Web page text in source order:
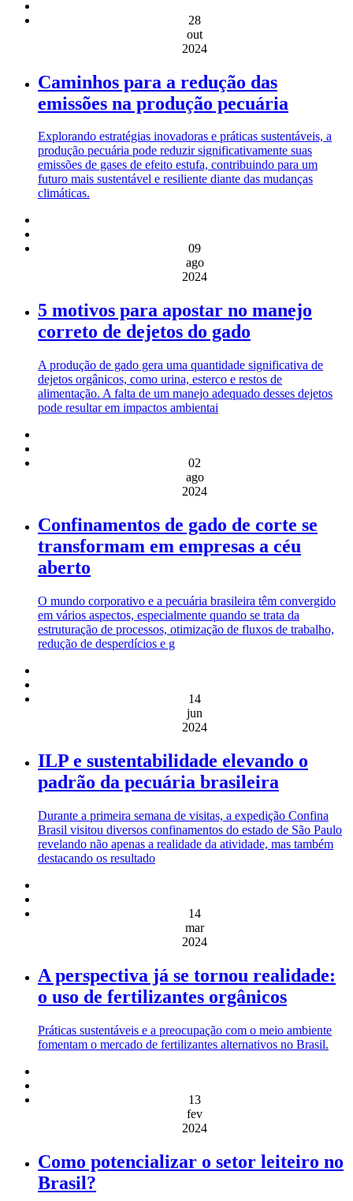
28
out
2024
Caminhos para a redução das
emissões na produção pecuária
Explorando estratégias inovadoras e práticas sustentáveis, a
produção pecuária pode reduzir significativamente suas
emissões de gases de efeito estufa, contribuindo para um
futuro mais sustentável e resiliente diante das mudanças
climáticas.
09
ago
2024
5 motivos para apostar no manejo
correto de dejetos do gado
A produção de gado gera uma quantidade significativa de
dejetos orgânicos, como urina, esterco e restos de
alimentação. A falta de um manejo adequado desses dejetos
pode resultar em impactos ambientai
02
ago
2024
Confinamentos de gado de corte se
transformam em empresas a céu
aberto
O mundo corporativo e a pecuária brasileira têm convergido
em vários aspectos, especialmente quando se trata da
estruturação de processos, otimização de fluxos de trabalho,
redução de desperdícios e g
14
jun
2024
ILP e sustentabilidade elevando o
padrão da pecuária brasileira
Durante a primeira semana de visitas, a expedição Confina
Brasil visitou diversos confinamentos do estado de São Paulo
revelando não apenas a realidade da atividade, mas também
destacando os resultado
14
mar
2024
A perspectiva já se tornou realidade:
o uso de fertilizantes orgânicos
Práticas sustentáveis e a preocupação com o meio ambiente
fomentam o mercado de fertilizantes alternativos no Brasil.
13
fev
2024
Como potencializar o setor leiteiro no
Brasil?